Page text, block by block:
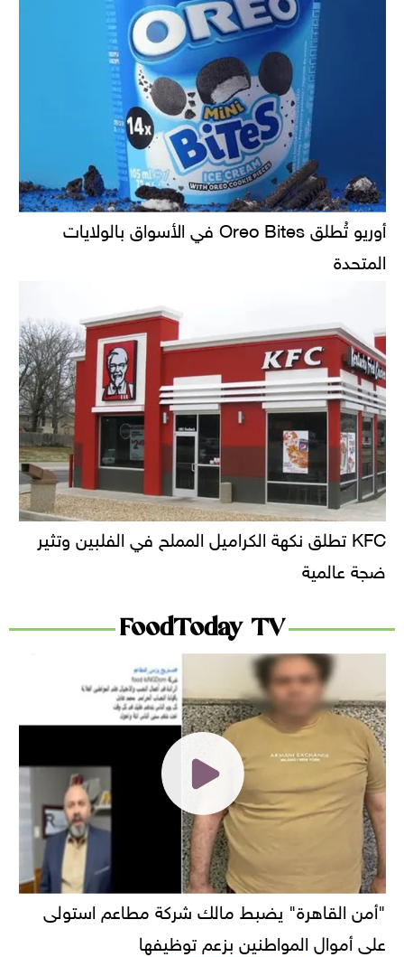
أوريو تُطلق Oreo Bites في الأسواق بالولايات
المتحدة
KFC تطلق نكهة الكراميل المملح في الفلبين وتثير
ضجة عالمية
FoodToday TV
"أمن القاهرة" يضبط مالك شركة مطاعم استولى
على أموال المواطنين بزعم توظيفها